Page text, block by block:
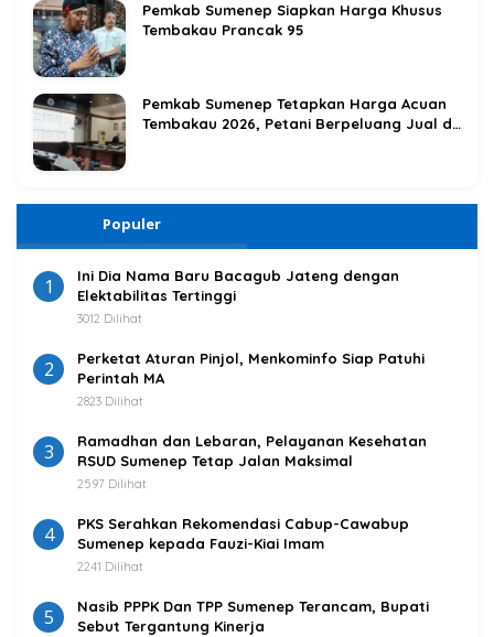
Pemkab Sumenep Siapkan Harga Khusus
Tembakau Prancak 95
Pemkab Sumenep Tetapkan Harga Acuan
Tembakau 2026, Petani Berpeluang Jual di
Populer
1
Ini Dia Nama Baru Bacagub Jateng dengan
Elektabilitas Tertinggi
3012 Dilihat
2
Perketat Aturan Pinjol, Menkominfo Siap Patuhi
Perintah MA
2823 Dilihat
3
Ramadhan dan Lebaran, Pelayanan Kesehatan
RSUD Sumenep Tetap Jalan Maksimal
2597 Dilihat
4
PKS Serahkan Rekomendasi Cabup-Cawabup
Sumenep kepada Fauzi-Kiai Imam
2241 Dilihat
5
Nasib PPPK Dan TPP Sumenep Terancam, Bupati
Sebut Tergantung Kinerja